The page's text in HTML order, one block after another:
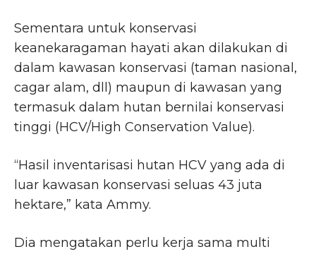
Sementara untuk konservasi
keanekaragaman hayati akan dilakukan di
dalam kawasan konservasi (taman nasional,
cagar alam, dll) maupun di kawasan yang
termasuk dalam hutan bernilai konservasi
tinggi (HCV/High Conservation Value).
“Hasil inventarisasi hutan HCV yang ada di
luar kawasan konservasi seluas 43 juta
hektare,” kata Ammy.
Dia mengatakan perlu kerja sama multi